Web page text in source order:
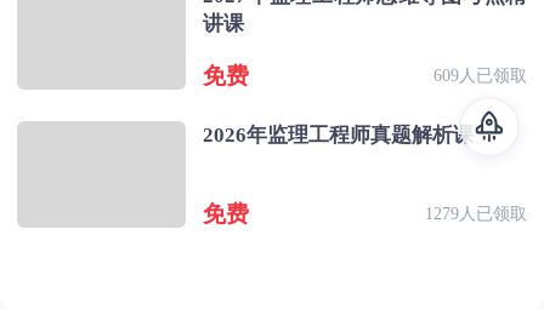
讲课
免费 609人已领取
2026年监理工程师真题解析课
免费 1279人已领取